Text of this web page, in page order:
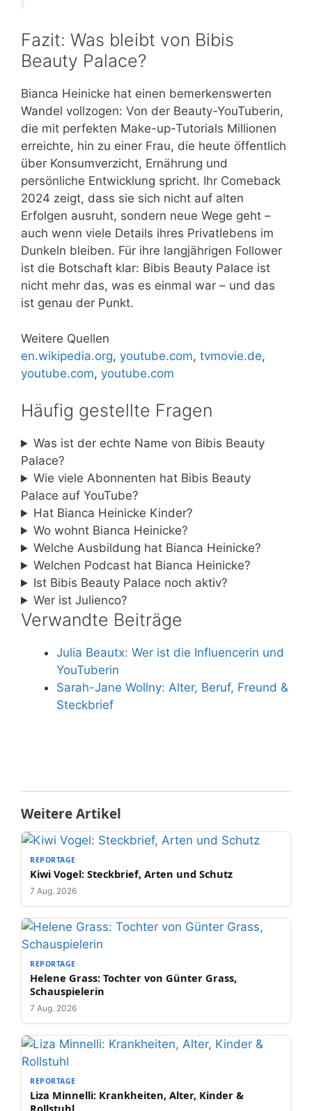
Fazit: Was bleibt von Bibis
Beauty Palace?
Bianca Heinicke hat einen bemerkenswerten
Wandel vollzogen: Von der Beauty-YouTuberin,
die mit perfekten Make-up-Tutorials Millionen
erreichte, hin zu einer Frau, die heute öffentlich
über Konsumverzicht, Ernährung und
persönliche Entwicklung spricht. Ihr Comeback
2024 zeigt, dass sie sich nicht auf alten
Erfolgen ausruht, sondern neue Wege geht –
auch wenn viele Details ihres Privatlebens im
Dunkeln bleiben. Für ihre langjährigen Follower
ist die Botschaft klar: Bibis Beauty Palace ist
nicht mehr das, was es einmal war – und das
ist genau der Punkt.
Weitere Quellen
en.wikipedia.org, youtube.com, tvmovie.de,
youtube.com, youtube.com
Häufig gestellte Fragen
Was ist der echte Name von Bibis Beauty
Palace?
Wie viele Abonnenten hat Bibis Beauty
Palace auf YouTube?
Hat Bianca Heinicke Kinder?
Wo wohnt Bianca Heinicke?
Welche Ausbildung hat Bianca Heinicke?
Welchen Podcast hat Bianca Heinicke?
Ist Bibis Beauty Palace noch aktiv?
Wer ist Julienco?
Verwandte Beiträge
Julia Beautx: Wer ist die Influencerin und
YouTuberin
Sarah-Jane Wollny: Alter, Beruf, Freund &
Steckbrief
Weitere Artikel
REPORTAGE
Kiwi Vogel: Steckbrief, Arten und Schutz
7 Aug. 2026
REPORTAGE
Helene Grass: Tochter von Günter Grass,
Schauspielerin
7 Aug. 2026
REPORTAGE
Liza Minnelli: Krankheiten, Alter, Kinder &
Rollstuhl